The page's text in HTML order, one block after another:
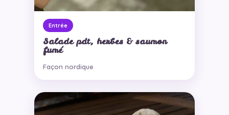
Entrée
Salade pdt, herbes & saumon
fumé
Façon nordique